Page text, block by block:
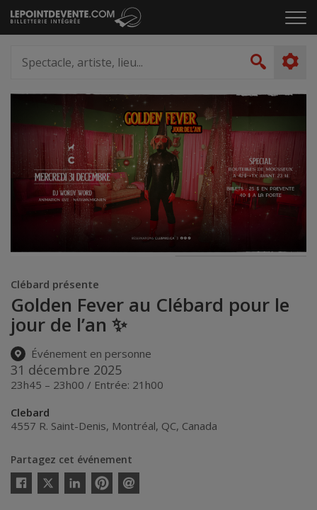
Passer
au
le
artiste,
lieu...
Clébard présente
Golden Fever au Clébard pour le
jour de l’an ✨
Événement en personne
31 décembre 2025
23h45 – 23h00 / Entrée: 21h00
Clebard
4557 R. Saint-Denis, Montréal, QC, Canada
Partagez cet événement
Twitter